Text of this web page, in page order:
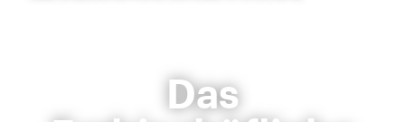
Das